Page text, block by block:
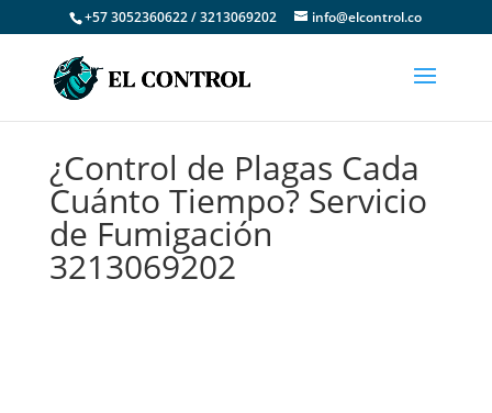
+57 3052360622 / 3213069202 info@elcontrol.co
¿Control de Plagas Cada
Cuánto Tiempo? Servicio
de Fumigación
3213069202